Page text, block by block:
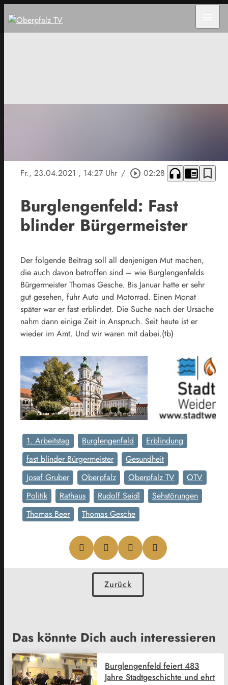
Fr., 23.04.2021 , 14:27 Uhr / play_circle_outline 02:28 headphones chrome_reader_mode bookmark_border
Burglengenfeld: Fast
blinder Bürgermeister
Der folgende Beitrag soll all denjenigen Mut machen,
die auch davon betroffen sind – wie Burglengenfelds
Bürgermeister Thomas Gesche. Bis Januar hatte er sehr
gut gesehen, fuhr Auto und Motorrad. Einen Monat
später war er fast erblindet. Die Suche nach der Ursache
nahm dann einige Zeit in Anspruch. Seit heute ist er
wieder im Amt. Und wir waren mit dabei.(tb)
1. Arbeitstag Burglengenfeld
Erblindung
fast blinder Bürgermeister
Gesundheit
Josef Gruber
Oberpfalz Oberpfalz TV
OTV
Politik
Rathaus Rudolf Seidl
Sehstörungen
Thomas Beer
Thomas Gesche
Zurück
Das könnte Dich auch interessieren
Burglengenfeld feiert 483
Jahre Stadtgeschichte und ehrt